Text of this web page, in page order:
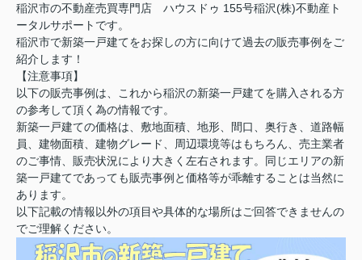
稲沢市の不動産売買専門店 ハウスドゥ 155号稲沢(株)不動産ト
ータルサポートです。
稲沢市で新築一戸建てをお探しの方に向けて過去の販売事例をご
紹介します！
【注意事項】
以下の販売事例は、これから稲沢の新築一戸建てを購入される方
の参考して頂く為の情報です。
新築一戸建ての価格は、敷地面積、地形、間口、奥行き、道路幅
員、建物面積、建物グレード、周辺環境等はもちろん、売主業者
のご事情、販売状況により大きく左右されます。同じエリアの新
築一戸建てであっても販売事例と価格等が乖離することは当然に
あります。
以下記載の情報以外の項目や具体的な場所はご回答できませんの
でご理解ください。